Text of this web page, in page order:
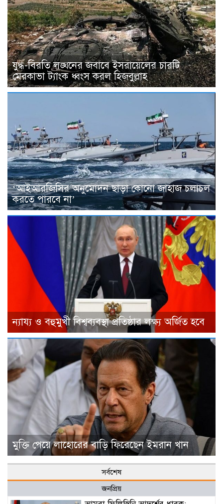
যুদ্ধ-বিরতি লঙ্ঘনের জবাবে ইসরায়েলের চারটি
মেরকাভা ট্যাংক ধ্বংস করল হিজবুল্লাহ
‘আইআরজিসির অনুমোদন ছাড়া কোনো জাহাজ চলাচল
করতে পারবে না’
ন্যায্য ও বহুমুখী বিশ্বব্যবস্থা প্রতিষ্ঠার লক্ষ্য অর্জিত হবে
মুক্তি পেয়ে লাহোরের বাড়ি ফিরেছেন ইমরান খান
সর্বশেষ
জনপ্রিয়